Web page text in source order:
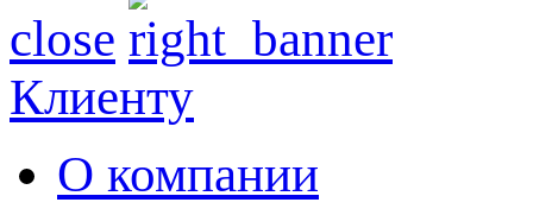
close
Клиенту
О компании